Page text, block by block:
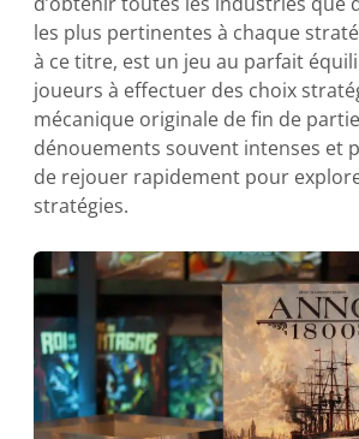
les plus pertinentes à chaque
à ce titre, est un jeu au parfait
joueurs à effectuer des choix
mécanique originale de fin de
dénouements souvent intenses et
de rejouer rapidement pour
stratégies.